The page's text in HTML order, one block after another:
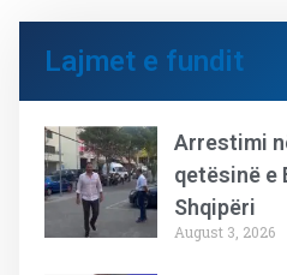
Lajmet e fundit
Arrestimi
qetësinë e
Shqipëri
August 3, 2026